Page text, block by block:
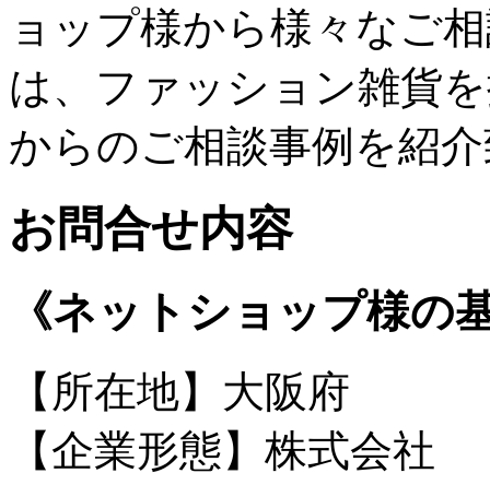
ョップ様から様々なご
は、ファッション雑貨
からのご相談事例を紹
お問合せ内容
《ネットショップ様の
【所在地】大阪府
【企業形態】株式会社